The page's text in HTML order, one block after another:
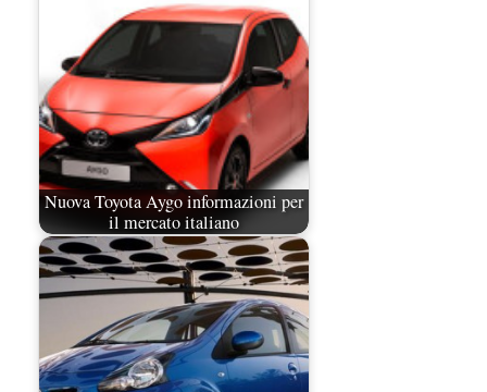
Nuova Toyota Aygo informazioni per
il mercato italiano